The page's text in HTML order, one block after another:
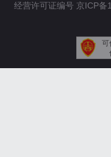
经营许可证编号 京ICP
可